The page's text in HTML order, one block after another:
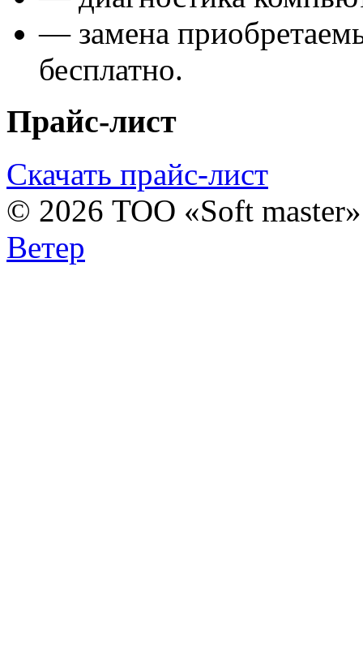
— замена
бесплатно.
Прайс-лист
Скачать прайс-лист
© 2026 ТОО «Soft
Ветер